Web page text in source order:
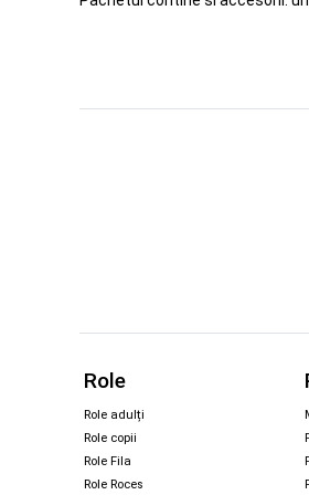
Role
Role adulți
Role copii
Role Fila
Role Roces